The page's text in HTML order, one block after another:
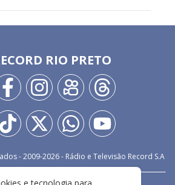
RIO PRETO
- 2009-2026- Rádio e Televisão Record S.A